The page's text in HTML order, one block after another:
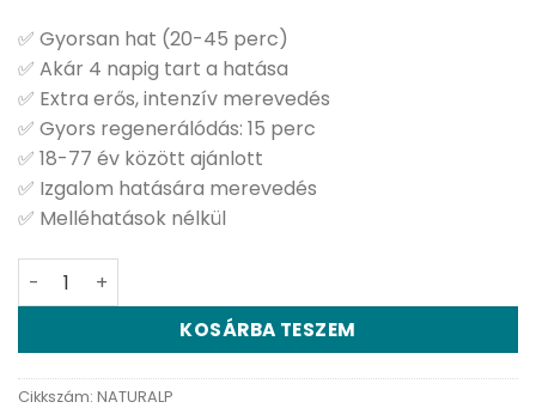
✅ Gyorsan hat (20-45 perc)
✅ Akár 4 napig tart a hatása
✅ Extra erős, intenzív merevedés
✅ Gyors regenerálódás: 15 perc
✅ 18-77 év között ajánlott
✅ Izgalom hatására merevedés
✅ Melléhatások nélkül
Natural Power - 6 db kapszula mennyiség
KOSÁRBA TESZEM
Cikkszám: NATURALP